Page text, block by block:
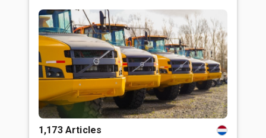
1,173 Articles